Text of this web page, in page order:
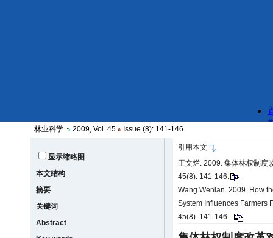
林业科学 2009, Vol. 45 Issue (8): 141-146
显示缩略图
本文结构
摘要
关键词
Abstract
引用本文
王文烂. 2009. 集体林权制度
45(8): 141-146.
Wang Wenlan. 2009. How
System Influences Farmers
45(8): 141-146.